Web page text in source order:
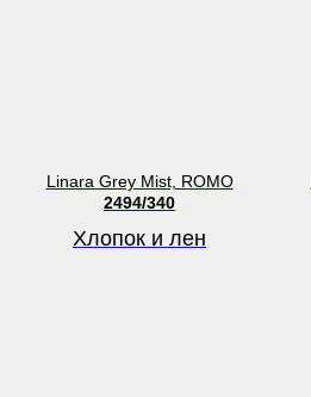
Linara Grey Mist, ROMO
2494/340
Хлопок и лен